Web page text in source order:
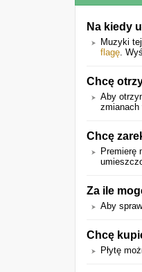
Na kiedy
Muzyki
flagę.
Chcę
Aby
zmianach
Chcę
Premierę
Za ile
Aby
Chcę
Płytę